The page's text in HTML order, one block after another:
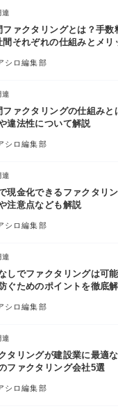
達
ファクタリングとは？手数
間それぞれの仕組みとメリ
シロ編集部
達
ファクタリングの仕組みと
違法性について解説
シロ編集部
達
現金化できるファクタリ
注意点なども解説
シロ編集部
達
しでファクタリングは可
ぐためのポイントを徹底
シロ編集部
達
タリングが建設業に最適
ファクタリング会社5選
シロ編集部